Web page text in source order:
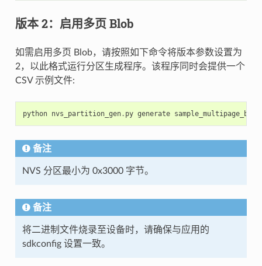
版本 2：启用多页 Blob
如需启用多页 Blob，请按照如下命令将版本参数设置为
2，以此格式运行分区生成程序。该程序同时会提供一个
CSV 示例文件:
python nvs_partition_gen. py generate sample_multipage_blob
备注
NVS 分区最小为 0x3000 字节。
备注
将二进制文件烧录至设备时，请确保与应用的
sdkconfig 设置一致。